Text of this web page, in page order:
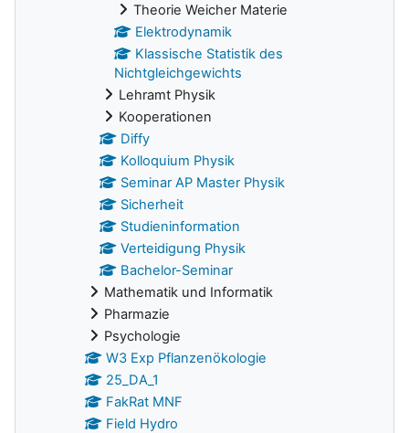
Theorie Weicher Materie
Elektrodynamik
Klassische Statistik des
Nichtgleichgewichts
Lehramt Physik
Kooperationen
Diffy
Kolloquium Physik
Seminar AP Master Physik
Sicherheit
Studieninformation
Verteidigung Physik
Bachelor-Seminar
Mathematik und Informatik
Pharmazie
Psychologie
W3 Exp Pflanzenökologie
25_DA_1
FakRat MNF
Field Hydro